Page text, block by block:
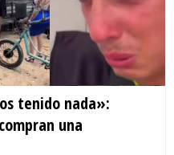
tenido nada»:
una